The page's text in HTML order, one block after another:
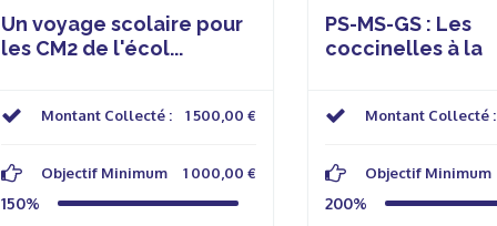
Un voyage scolaire pour
les CM2 de l'écol...
Montant Collecté : 1 500,00 €
Objectif Minimum 1 000,00 €
150%
PS-MS-GS : Les
coccinelles à la
Montant Collecté :
Objectif Minimum
200%